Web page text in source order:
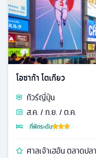
โอซาก้า โตเกียว
ทัวร์ญี่ปุ่น
ส.ค. / ก.ย. / ต.ค.
ที่พักระดับ
ศาลเจ้าเฮอัน ตลาดปล